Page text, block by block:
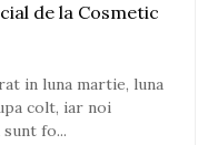
de la Cosmetic
in luna martie, luna
colt, iar noi
fo...